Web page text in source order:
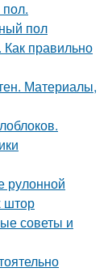
пол
правильно
Материалы,
рулонной
штор
советы и